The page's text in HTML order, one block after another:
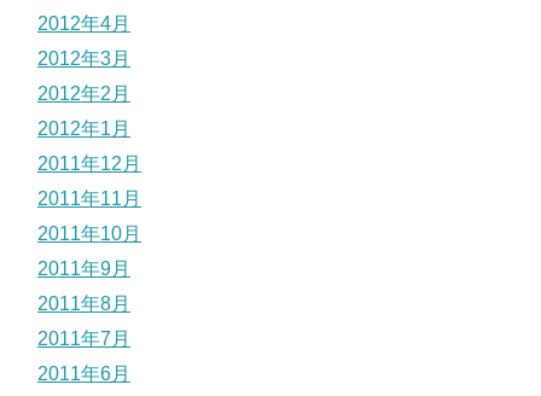
2012年4月
2012年3月
2012年2月
2012年1月
2011年12月
2011年11月
2011年10月
2011年9月
2011年8月
2011年7月
2011年6月